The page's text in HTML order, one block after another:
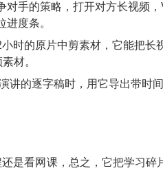
对手的策略，打开对方长视频
进度条。
小时的原片中剪素材，它能把
材。
讲的逐字稿时，用它导出带时
是看网课，总之，它把学习